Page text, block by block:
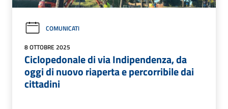
COMUNICATI
8 OTTOBRE 2025
Ciclopedonale di via Indipendenza, da
oggi di nuovo riaperta e percorribile dai
cittadini